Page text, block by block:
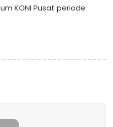
KONI Pusat periode